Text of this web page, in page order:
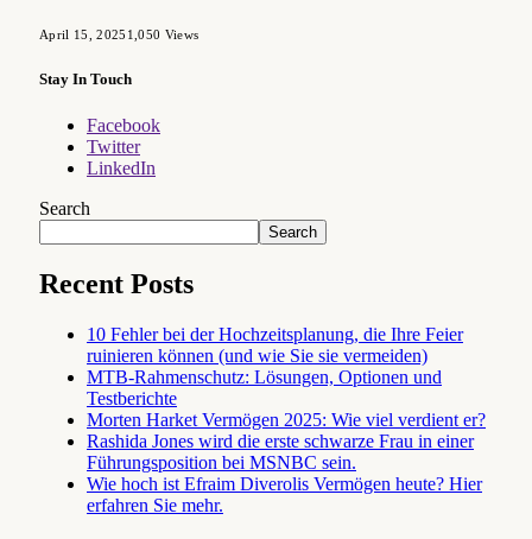
April 15, 2025 1,050 Views
Stay In Touch
Facebook
Twitter
LinkedIn
Search
Search
Recent Posts
10 Fehler bei der Hochzeitsplanung, die Ihre Feier
ruinieren können (und wie Sie sie vermeiden)
MTB-Rahmenschutz: Lösungen, Optionen und
Testberichte
Morten Harket Vermögen 2025: Wie viel verdient er?
Rashida Jones wird die erste schwarze Frau in einer
Führungsposition bei MSNBC sein.
Wie hoch ist Efraim Diverolis Vermögen heute? Hier
erfahren Sie mehr.